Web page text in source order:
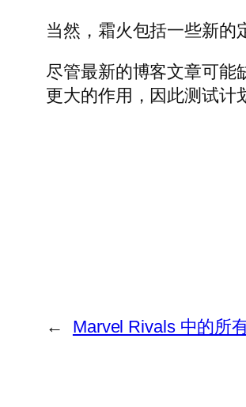
当然，霜火包括一些新的
尽管最新的博客文章可能
更大的作用，因此测试计
← Marvel Rivals 中的所